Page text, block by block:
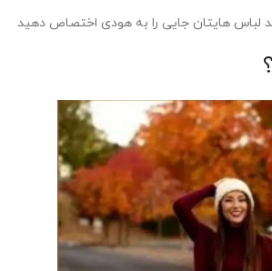
لباس هایتان جایی را به هودی اختصاص دهید